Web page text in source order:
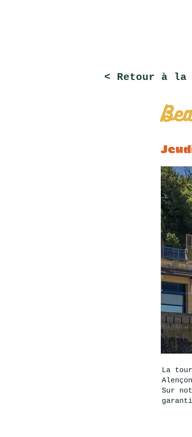
< Retour à la
La
Sur